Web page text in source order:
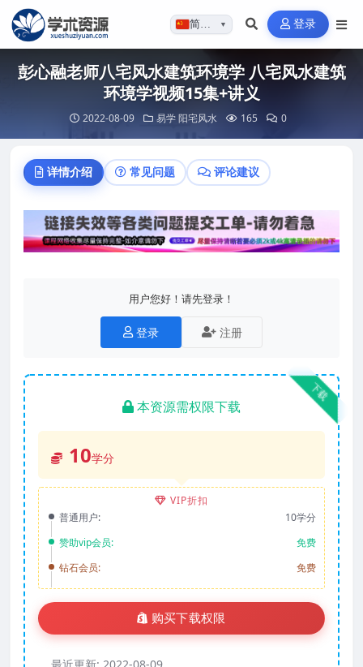
简体…▼ 登录
彭心融老师八宅风水建筑环境学 八宅风水建筑
环境学视频15集+讲义
2022-08-09 易学阳宅风水 165 0
详情介绍 常见问题 评论建议
用户您好！请先登录！
登录 注册
下载
本资源需权限下载
10学分
VIP折扣
普通用户:
10学分
赞助vip会员:
免费
钻石会员:
免费
购买下载权限